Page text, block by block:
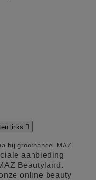
links 
bij groothandel MAZ
aanbieding
Beautyland.
online beauty